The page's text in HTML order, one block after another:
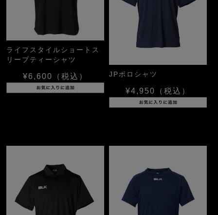
ライフスタイルショートス
リーブティーシャツ
¥6,600 （税込） JPポロシャツ
¥4,950 （税込）